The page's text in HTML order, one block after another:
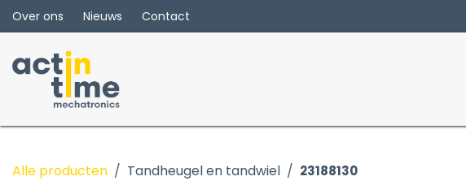
Overslaan naar inhoud
Over ons Nieuws Contact
Alle producten Tandheugel en tandwiel 23188130